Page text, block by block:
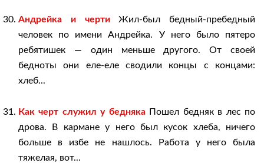
Андрейка и чертиЖил-был бедный-пребедный
человек по имени Андрейка. У него было пятеро
ребятишек — один меньше другого. От своей
бедноты они еле-еле сводили концы с концами:
хлеб...
Как черт служил у беднякаПошел бедняк в лес по
дрова. В кармане у него был кусок хлеба, ничего
больше в избе не нашлось. Работа у него была
тяжелая, вот...